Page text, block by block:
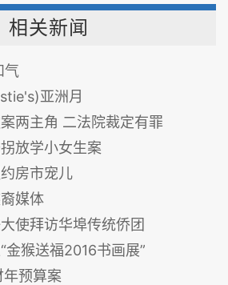
相关新闻
气
亚洲月
两主角 二法院裁定有罪
放学小女生案
房市宠儿
媒体
使拜访华埠传统侨团
金猴送福2016书画展”
年预算案